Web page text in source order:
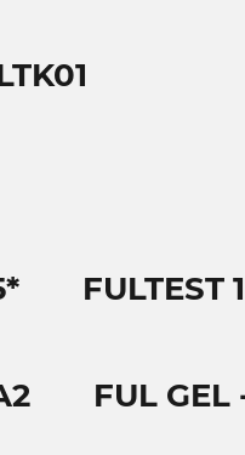
FULTEST 1
FUL GEL